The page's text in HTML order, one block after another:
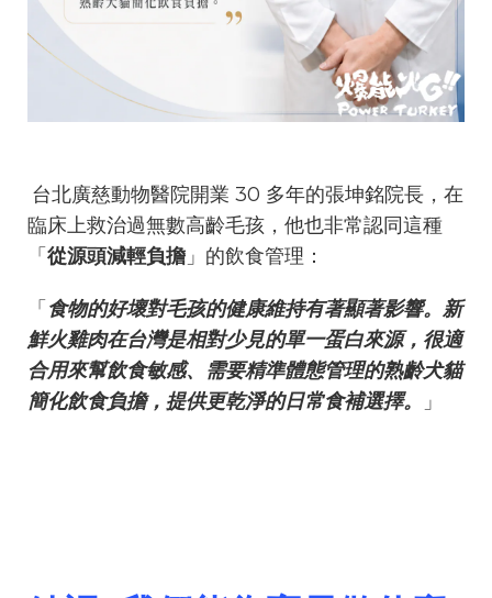
台北廣慈動物醫院開業 30 多年的張坤銘院長，在
臨床上救治過無數高齡毛孩，他也非常認同這種
「 從源頭減輕負擔 」的飲食管理：
「 食物的好壞對毛孩的健康維持有著顯著影響。新
鮮火雞肉在台灣是相對少見的單一蛋白來源，很適
合用來幫飲食敏感、需要精準體態管理的熟齡犬貓
簡化飲食負擔，提供更乾淨的日常食補選擇。
」